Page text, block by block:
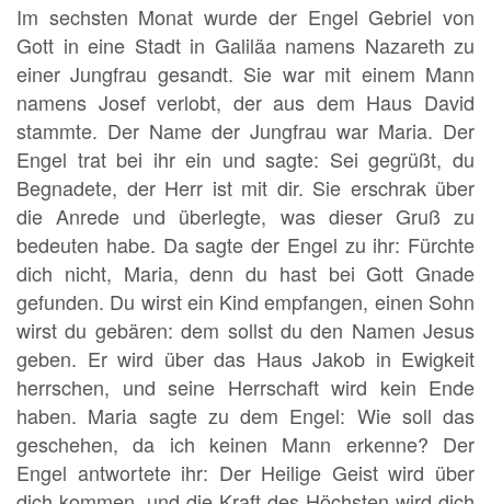
Im sechsten Monat wurde der Engel Gebriel von
Gott in eine Stadt in Galiläa namens Nazareth zu
einer Jungfrau gesandt. Sie war mit einem Mann
namens Josef verlobt, der aus dem Haus David
stammte. Der Name der Jungfrau war Maria. Der
Engel trat bei ihr ein und sagte: Sei gegrüßt, du
Begnadete, der Herr ist mit dir. Sie erschrak über
die Anrede und überlegte, was dieser Gruß zu
bedeuten habe. Da sagte der Engel zu ihr: Fürchte
dich nicht, Maria, denn du hast bei Gott Gnade
gefunden. Du wirst ein Kind empfangen, einen Sohn
wirst du gebären: dem sollst du den Namen Jesus
geben. Er wird über das Haus Jakob in Ewigkeit
herrschen, und seine Herrschaft wird kein Ende
haben. Maria sagte zu dem Engel: Wie soll das
geschehen, da ich keinen Mann erkenne? Der
Engel antwortete ihr: Der Heilige Geist wird über